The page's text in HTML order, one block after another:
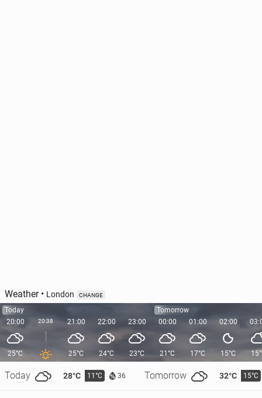
Weather• London CHANGE
Today
20:00
25°C
Today 28°C 11°C 36 Tomorrow 32°C 15°C
20:38 21:00
25°C
22:00
24°C
23:00
23°C
Tomorrow
00:00
21°C
01:00
17°C
02:00
15°C